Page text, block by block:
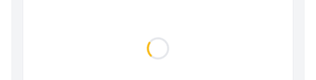
Loading...